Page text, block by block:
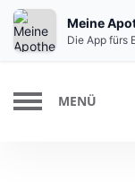
MENÜ
Meine
Die App fürs